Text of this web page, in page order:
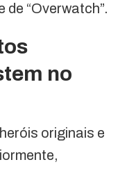
“Overwatch”.
no
originais e